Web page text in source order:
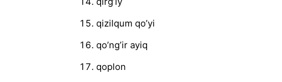
qizilqum qo’yi
qo’ng’ir ayiq
qoplon